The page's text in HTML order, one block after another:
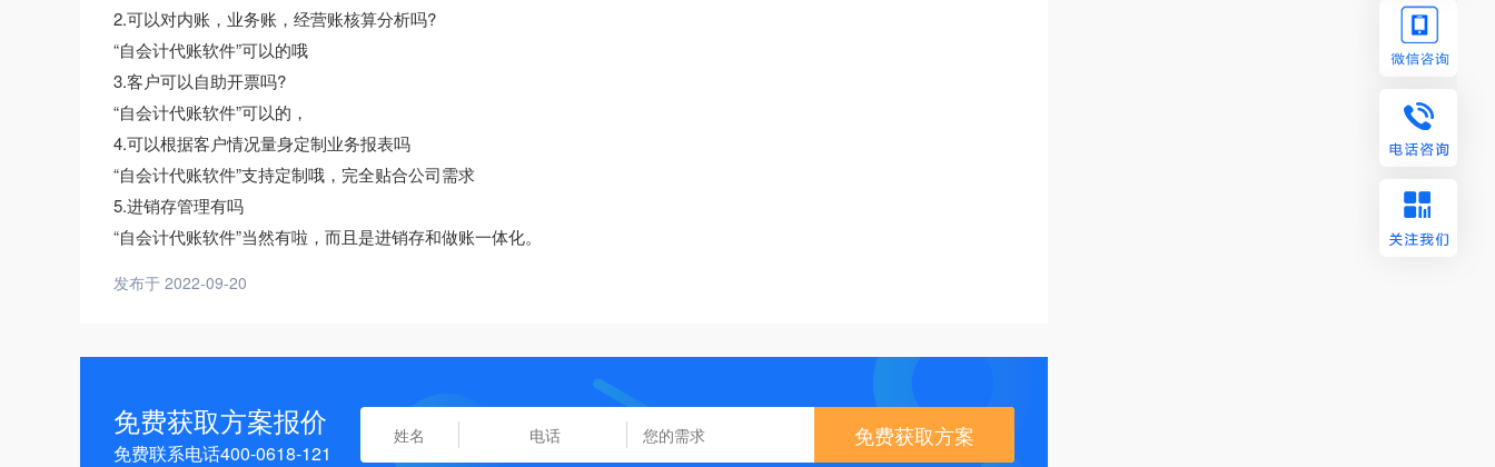
2.可以对内账，业务账，经营账核算分析吗?
“自会计代账软件”可以的哦
3.客户可以自助开票吗?
“自会计代账软件”可以的，
4.可以根据客户情况量身定制业务报表吗
“自会计代账软件”支持定制哦，完全贴合公司需求
5.进销存管理有吗
“自会计代账软件”当然有啦，而且是进销存和做账一体化。
发布于 2022-09-20
免费获取方案报价
免费联系电话400-0618-121
免费获取方案